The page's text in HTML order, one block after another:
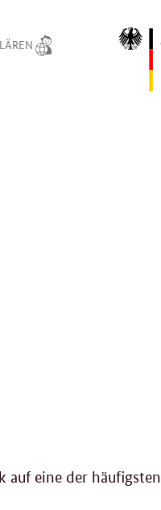
auf eine der häufigsten